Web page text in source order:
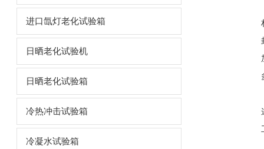
进口氙灯老化试验箱
日晒老化试验机
日晒老化试验箱
冷热冲击试验箱
冷凝水试验箱